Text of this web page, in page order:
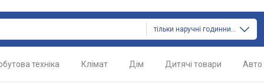
тільки наручні годинники
техніка Клімат Дім Дитячі товари Авто